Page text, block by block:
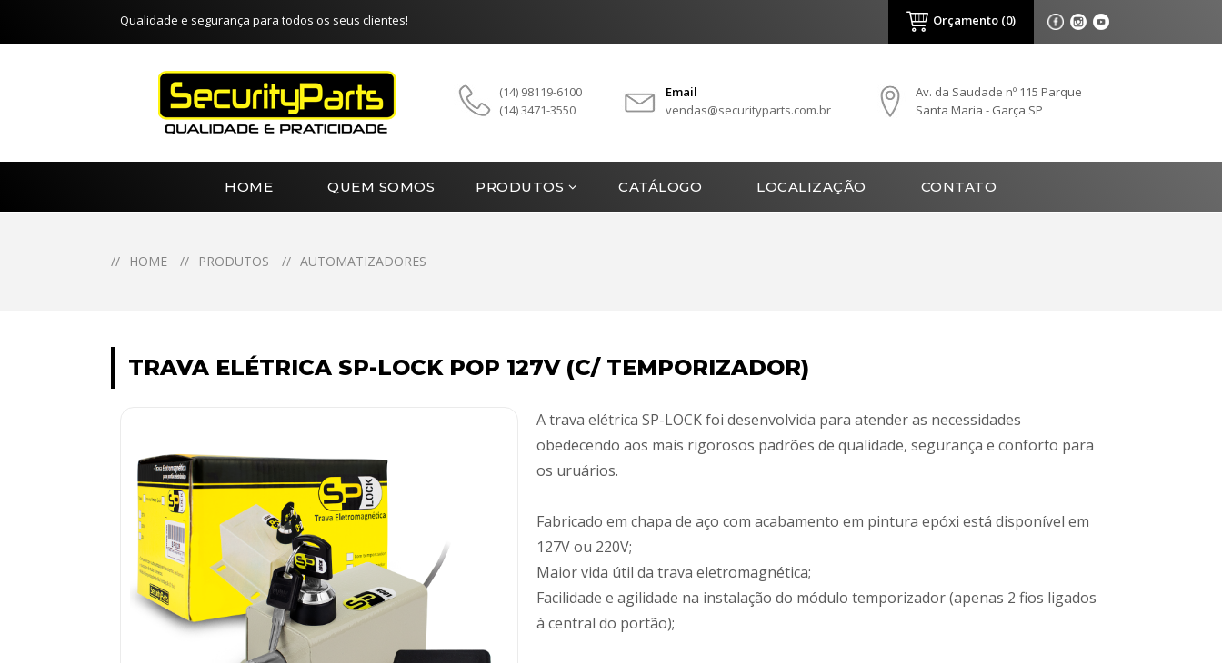
Qualidade e segurança para todos os seus clientes! Orçamento (0)
(14) 98119-6100
(14) 3471-3550
Email
vendas@securityparts.com.br
Av. da Saudade nº 115 Parque
Santa Maria - Garça SP
HOME QUEM SOMOS PRODUTOS CATÁLOGO LOCALIZAÇÃO CONTATO
// HOME // PRODUTOS // AUTOMATIZADORES
TRAVA ELÉTRICA SP-LOCK POP 127V (C/ TEMPORIZADOR)
A trava elétrica SP-LOCK foi desenvolvida para atender as necessidades
obedecendo aos mais rigorosos padrões de qualidade, segurança e conforto para
os uruários.
Fabricado em chapa de aço com acabamento em pintura epóxi está disponível em
127V ou 220V;
Maior vida útil da trava eletromagnética;
Facilidade e agilidade na instalação do módulo temporizador (apenas 2 fios ligados
à central do portão);